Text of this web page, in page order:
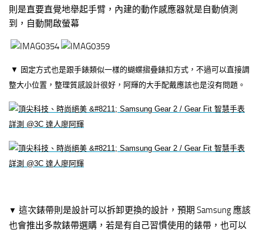
則是直要直覺地舉起手臂，內建的動作感應器就是自動偵測
到，自動開啟螢幕
▼ 固定方式也是跟手錶類似一樣的蝴蝶摺疊錶扣方式，不過可以直接調
整大小位置，整理質感設計很好，阿輝的大手配戴應該也是沒有問題。
▼ 這次錶帶則是設計可以拆卸更換的設計，預期 Samsung 應該
也會推出多款錶帶選購，若是有自己習慣使用的錶帶，也可以